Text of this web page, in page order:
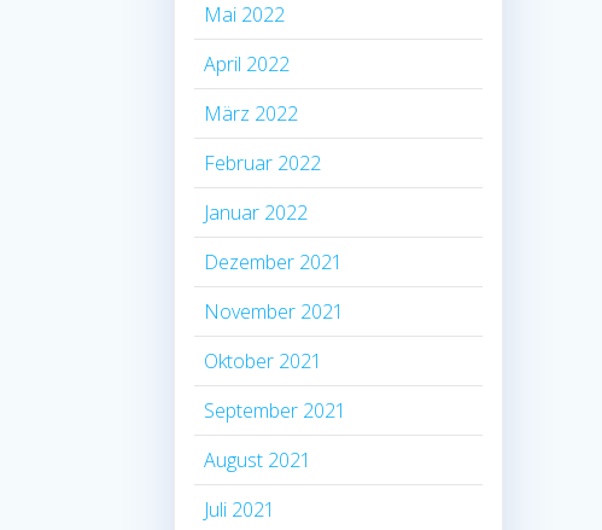
Mai 2022
April 2022
März 2022
Februar 2022
Januar 2022
Dezember 2021
November 2021
Oktober 2021
September 2021
August 2021
Juli 2021